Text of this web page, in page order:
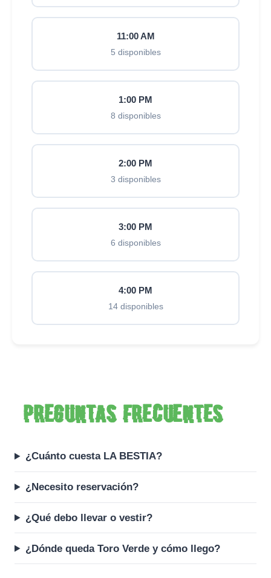
11:00 AM
5 disponibles
1:00 PM
8 disponibles
2:00 PM
3 disponibles
3:00 PM
6 disponibles
4:00 PM
14 disponibles
Preguntas frecuentes
¿Cuánto cuesta LA BESTIA?
¿Necesito reservación?
¿Qué debo llevar o vestir?
¿Dónde queda Toro Verde y cómo llego?